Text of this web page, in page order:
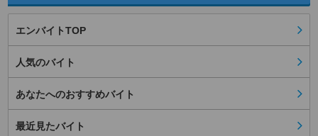
エンバイトTOP
人気のバイト
あなたへのおすすめバイト
最近見たバイト